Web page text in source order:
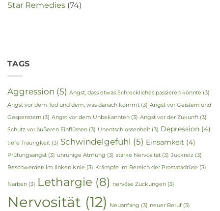
Star Remedies (74)
TAGS
Aggression (5) Angst, dass etwas Schreckliches passieren könnte (3)
Angst vor dem Tod und dem, was danach kommt (3) Angst vor Geistern und
Gespenstern (3) Angst vor dem Unbekannten (3) Angst vor der Zukunft (3)
Schutz vor äußeren Einflüssen (3) Unentschlossenheit (3) Depression (4)
tiefe Traurigkeit (3) Schwindelgefühl (5) Einsamkeit (4)
Prüfungsangst (3) unruhige Atmung (3) starke Nervosität (3) Juckreiz (3)
Beschwerden im linken Knie (3) Krämpfe im Bereich der Prostatadrüse (3)
Narben (3) Lethargie (8) nervöse Zuckungen (3)
Nervosität (12) Neuanfang (3) neuer Beruf (3)